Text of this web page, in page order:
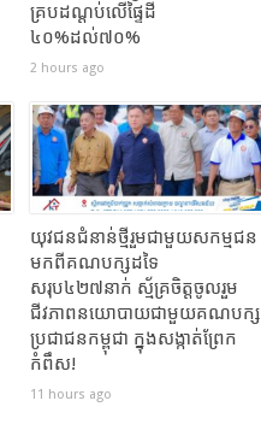
គ្របដណ្តប់លើផ្ទៃដី
៤០%ដល់៧០%
2 hours ago
យុវជនជំនាន់ថ្មីរួមជាមួយសកម្មជន
មកពីគណបក្សដទៃ
សរុប៤២៧នាក់ ស្ម័គ្រចិត្តចូលរួម
ជីវភាពនយោបាយជាមួយគណបក្ស
ប្រជាជនកម្ពុជា ក្នុងសង្កាត់ព្រែក
កំពឹស!
11 hours ago